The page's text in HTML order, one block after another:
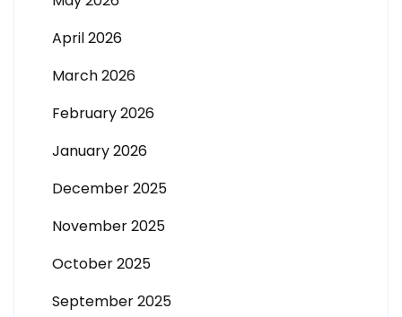
April 2026
March 2026
February 2026
January 2026
December 2025
November 2025
October 2025
September 2025